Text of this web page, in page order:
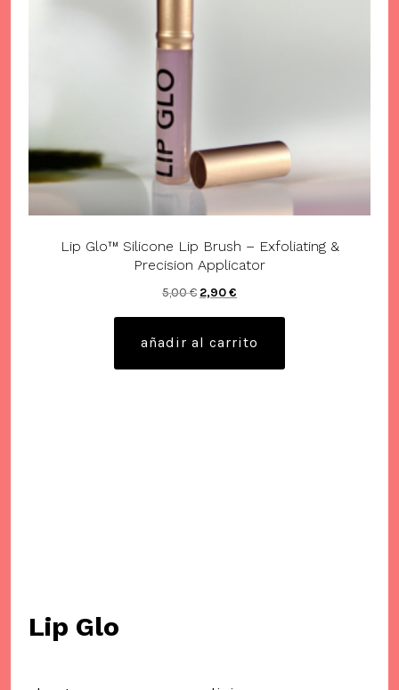
Lip Glo™ Silicone Lip Brush – Exfoliating &
Precision Applicator
5,00€ El
2,90€
añadir al carrito
Lip Glo